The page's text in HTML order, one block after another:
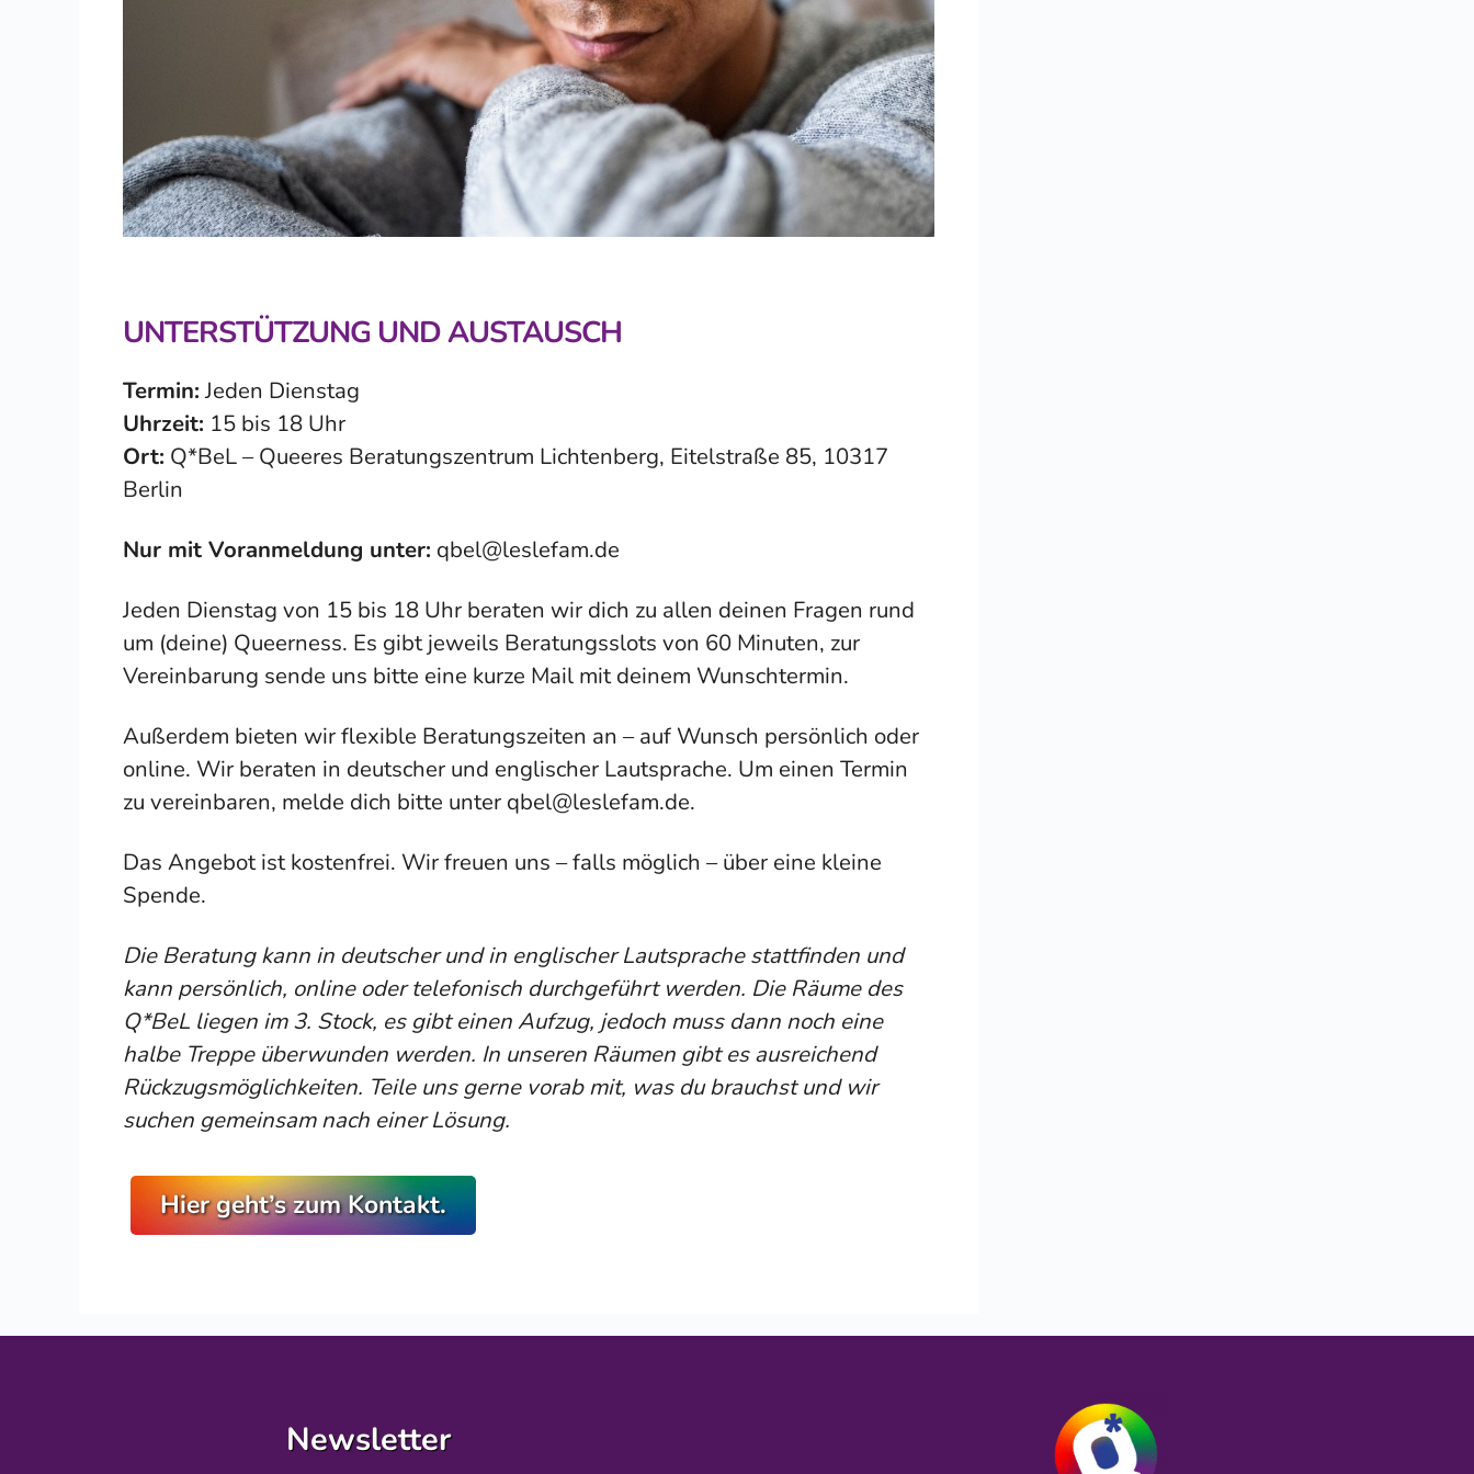
UNTERSTÜTZUNG UND AUSTAUSCH
Termin:Jeden Dienstag
Uhrzeit: 15 bis 18 Uhr
Ort: Q*BeL – Queeres Beratungszentrum Lichtenberg, Eitelstraße 85, 10317
Berlin
Nur mit Voranmeldung unter: qbel@leslefam.de
Jeden Dienstag von 15 bis 18 Uhr beraten wir dich zu allen deinen Fragen rund
um (deine) Queerness. Es gibt jeweils Beratungsslots von 60 Minuten, zur
Vereinbarung sende uns bitte eine kurze Mail mit deinem Wunschtermin.
Außerdem bieten wir flexible Beratungszeiten an – auf Wunsch persönlich oder
online. Wir beraten in deutscher und englischer Lautsprache. Um einen Termin
zu vereinbaren, melde dich bitte unter qbel@leslefam.de.
Das Angebot ist kostenfrei. Wir freuen uns – falls möglich – über eine kleine
Spende.
Die Beratung kann in deutscher und in englischer Lautsprache stattfinden und
kann persönlich, online oder telefonisch durchgeführt werden. Die Räume des
Q*BeL liegen im 3. Stock, es gibt einen Aufzug, jedoch muss dann noch eine
halbe Treppe überwunden werden. In unseren Räumen gibt es ausreichend
Rückzugsmöglichkeiten. Teile uns gerne vorab mit, was du brauchst und wir
suchen gemeinsam nach einer Lösung.
Hier geht’s zum Kontakt.
Newsletter